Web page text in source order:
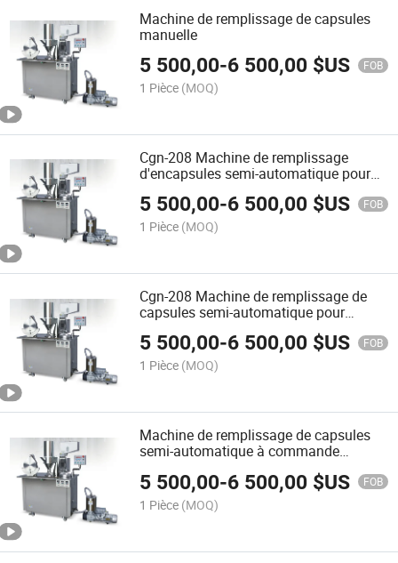
Machine de remplissage de capsules
manuelle
5 500,00-6 500,00 $US FOB
1 Pièce (MOQ)
Cgn-208 Machine de remplissage
d'encapsules semi-automatique pour
5 500,00-6 500,00 $US FOB
1 Pièce (MOQ)
Cgn-208 Machine de remplissage de
capsules semi-automatique pour
5 500,00-6 500,00 $US FOB
1 Pièce (MOQ)
Machine de remplissage de capsules
semi-automatique à commande
5 500,00-6 500,00 $US FOB
1 Pièce (MOQ)